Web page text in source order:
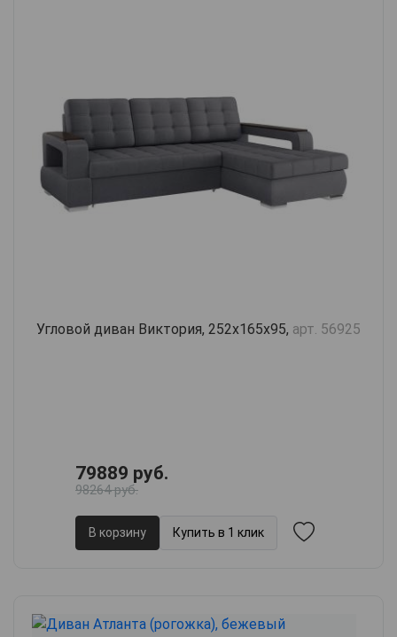
Угловой диван Виктория, 252х165х95, арт. 56925
79889 руб.
98264 руб.
В корзину Купить в 1 клик